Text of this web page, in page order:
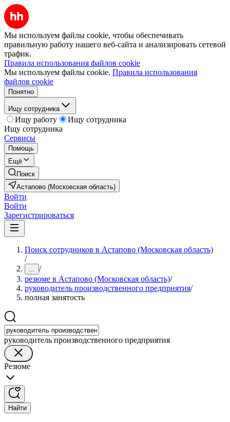
Мы используем файлы cookie, чтобы обеспечивать
правильную работу нашего веб-сайта и анализировать сетевой
трафик.
Правила использования файлов cookie
Мы используем файлы cookie. Правила использования
файлов cookie
Понятно
Ищу сотрудника
Ищу работу
Ищу сотрудника
Ищу сотрудника
Сервисы
Помощь
Ещё
Поиск
Астапово (Московская область)
Войти
Войти
Зарегистрироваться
Поиск сотрудников в Астапово (Московская область)
/
... /
резюме в Астапово (Московская область)/
руководитель производственного предприятия/
полная занятость
руководитель производственного предприятия
Резюме
Найти